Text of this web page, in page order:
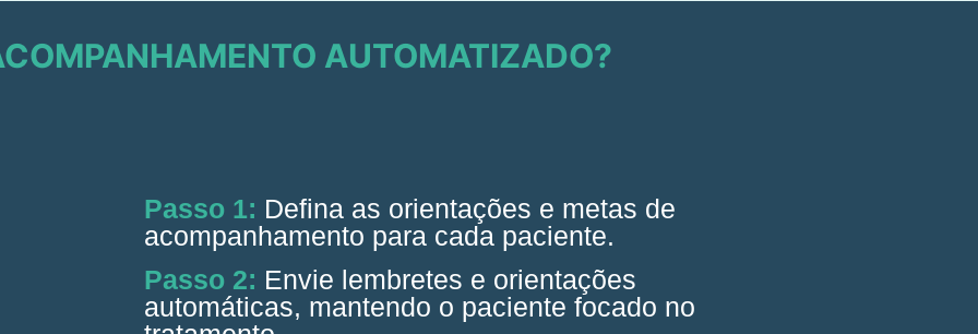
AUTOMATIZADO?
Passo 1: Defina as orientações e metas de
acompanhamento para cada paciente.
Passo 2: Envie lembretes e orientações
automáticas, mantendo o paciente focado no